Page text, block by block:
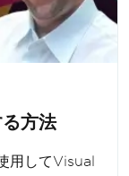
方法
用してVisual